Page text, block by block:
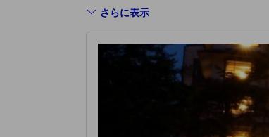
さらに表示